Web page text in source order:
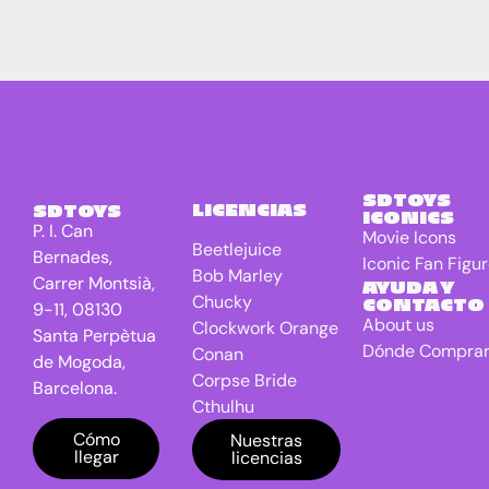
SDTOYS
P. I. Can
Bernades,
Carrer Montsià,
9-11, 08130
Santa Perpètua
de Mogoda,
Barcelona.
Cómo
llegar
LICENCIAS
Beetlejuice
Bob Marley
Chucky
Clockwork Orange
Conan
Corpse Bride
Cthulhu
DC Universe
Batman
Nuestras
licencias
SDTOYS
ICONICS
Movie Icons
Iconic Fan
AYUDA Y
CONTACTO
About us
Dónde Comprar